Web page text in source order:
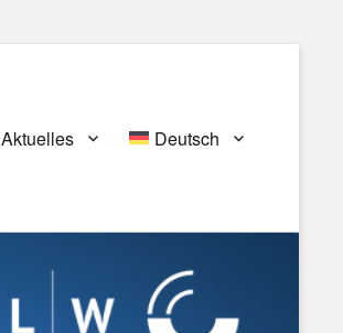
Aktuelles Deutsch